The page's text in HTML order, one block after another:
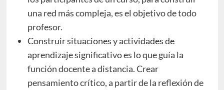
una red más compleja, es el objetivo de todo
profesor.
Construir situaciones y actividades de
aprendizaje significativo es lo que guía la
función docente a distancia. Crear
pensamiento crítico, a partir de la reflexión de